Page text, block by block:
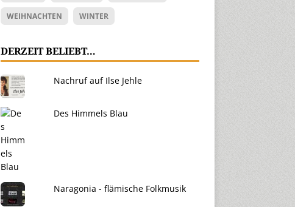
WEIHNACHTEN WINTER
DERZEIT BELIEBT…
Nachruf auf Ilse Jehle
Des Himmels Blau
Naragonia - flämische Folkmusik